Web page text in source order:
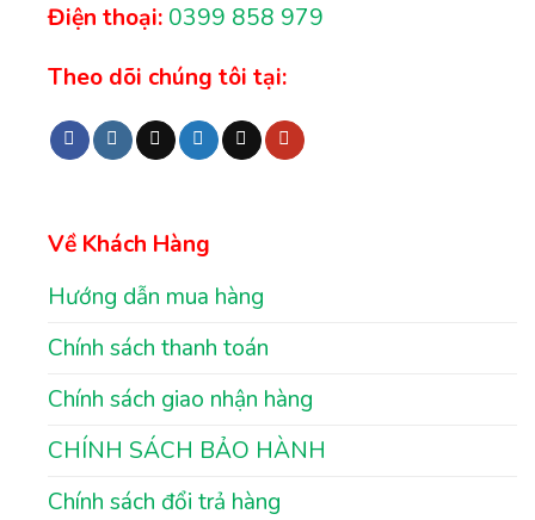
Điện thoại: 0399 858 979
Theo dõi chúng tôi tại:
Về Khách Hàng
Hướng dẫn mua hàng
Chính sách thanh toán
Chính sách giao nhận hàng
CHÍNH SÁCH BẢO HÀNH
Chính sách đổi trả hàng